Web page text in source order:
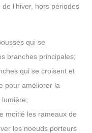
l’hiver, hors périodes
qui se
branches principales;
qui se croisent et
pour améliorer la
lumière;
moitié les rameaux de
les noeuds porteurs